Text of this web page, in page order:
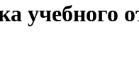
учебного